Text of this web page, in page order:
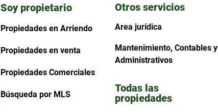
Soy propietario
Propiedades en Arriendo
Propiedades en venta
Propiedades Comerciales
Búsqueda por MLS
Otros servicios
Area jurídica
Mantenimiento, Contables y
Administrativos
Todas las
propiedades